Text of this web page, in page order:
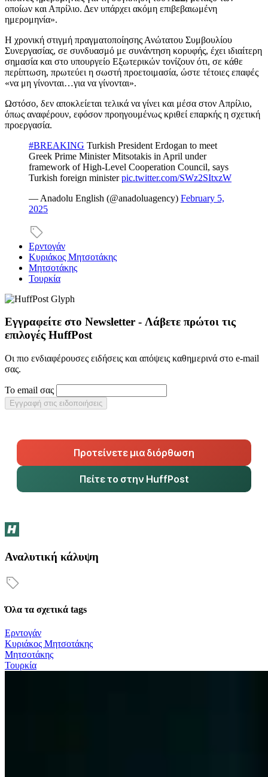
οποίων και Απρίλιο. Δεν υπάρχει ακόμη επιβεβαιωμένη
ημερομηνία».
Η χρονική στιγμή πραγματοποίησης Ανώτατου Συμβουλίου
Συνεργασίας, σε συνδυασμό με συνάντηση κορυφής, έχει ιδιαίτερη
σημασία και στο υπουργείο Εξωτερικών τονίζουν ότι, σε κάθε
περίπτωση, πρωτεύει η σωστή προετοιμασία, ώστε τέτοιες επαφές
«να μη γίνονται…για να γίνονται».
Ωστόσο, δεν αποκλείεται τελικά να γίνει και μέσα στον Απρίλιο,
όπως αναφέρουν, εφόσον προηγουμένως κριθεί επαρκής η σχετική
προεργασία.
#BREAKING Turkish President Erdogan to meet
Greek Prime Minister Mitsotakis in April under
framework of High-Level Cooperation Council, says
Turkish foreign ministerpic.twitter.com/SWz2SItxzW
— Anadolu English (@anadoluagency) February 5,
2025
Ερντογάν
Κυριάκος Μητσοτάκης
Μητσοτάκης
Τουρκία
Εγγραφείτε στο Newsletter - Λάβετε πρώτοι τις
επιλογές HuffPost
Οι πιο ενδιαφέρουσες ειδήσεις και απόψεις καθημερινά στο e-mail
σας.
Το email σας
Εγγραφή στις ειδοποιήσεις
Προτείνετε μια διόρθωση
Πείτε το στην HuffPost
Αναλυτική κάλυψη
Όλα τα σχετικά tags
Ερντογάν
Κυριάκος Μητσοτάκης
Μητσοτάκης
Τουρκία